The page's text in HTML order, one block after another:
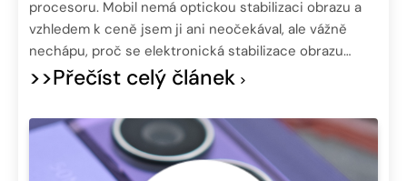
procesoru. Mobil nemá optickou stabilizaci obrazu a
vzhledem k ceně jsem ji ani neočekával, ale vážně
nechápu, proč se elektronická stabilizace obrazu…
>>Přečíst celý článek